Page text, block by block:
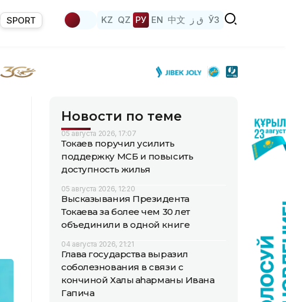
SPORT KZ QZ РУ EN 中文 ق ز ЎЗ
Новости по теме
05 августа 2026, 17:07
Токаев поручил усилить
поддержку МСБ и повысить
доступность жилья
05 августа 2026, 12:20
Высказывания Президента
Токаева за более чем 30 лет
объединили в одной книге
04 августа 2026, 21:21
Глава государства выразил
соболезнования в связи с
кончиной Халық қаһарманы Ивана
Гапича